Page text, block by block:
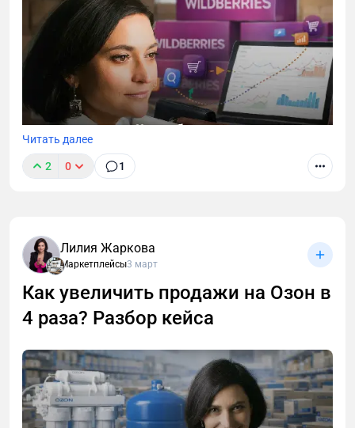
в этой короткой статье.
Читать далее
2 0 1
Лилия Жаркова
Маркетплейсы3 март
Как увеличить продажи на Озон в
4 раза? Разбор кейса